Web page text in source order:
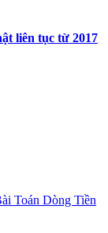
liên tục từ 2017